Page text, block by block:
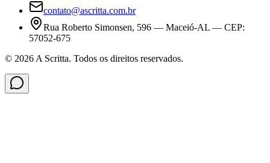
contato@ascritta.com.br
Rua Roberto Simonsen, 596 — Maceió-AL — CEP:
57052-675
© 2026 A Scritta. Todos os direitos reservados.